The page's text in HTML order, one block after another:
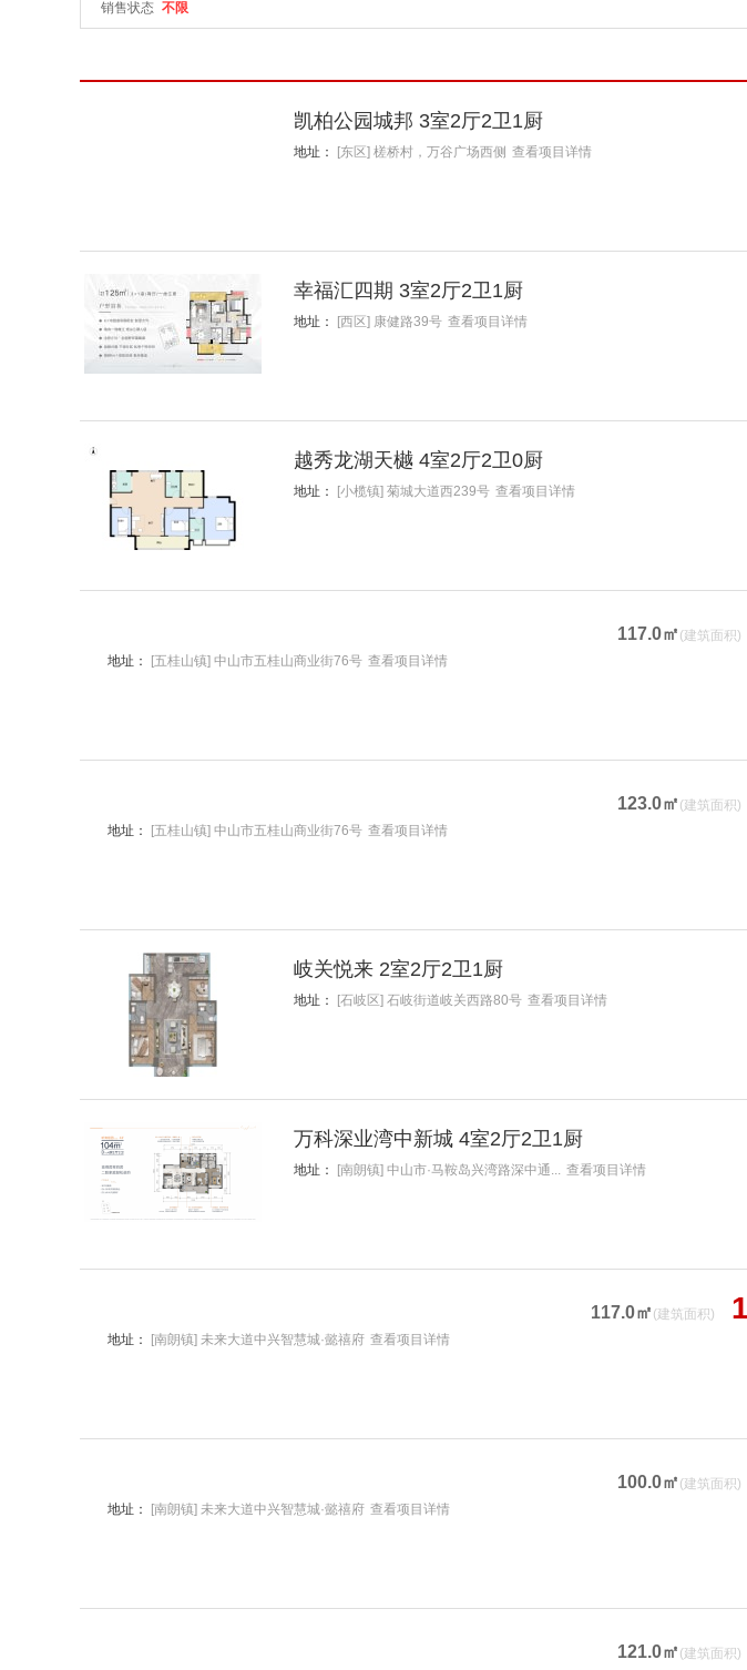
销售状态 不限
凯柏公园城邦 3室2厅2卫1厨
地址：
[东区] 槎桥村，万谷广场西侧 查看项目详情
幸福汇四期 3室2厅2卫1厨
地址：
[西区] 康健路39号 查看项目详情
越秀龙湖天樾 4室2厅2卫0厨
地址：
[小榄镇] 菊城大道西239号 查看项目详情
117.0㎡ (建筑面积)
地址：
[五桂山镇] 中山市五桂山商业街76号 查看项目详情
123.0㎡ (建筑面积)
地址：
[五桂山镇] 中山市五桂山商业街76号 查看项目详情
岐关悦来 2室2厅2卫1厨
地址：
[石岐区] 石岐街道岐关西路80号 查看项目详情
万科深业湾中新城 4室2厅2卫1厨
地址：
[南朗镇] 中山市·马鞍岛兴湾路深中通... 查看项目详情
117.0㎡ (建筑面积)
地址：
[南朗镇] 未来大道中兴智慧城·懿禧府 查看项目详情
100.0㎡ (建筑面积)
地址：
[南朗镇] 未来大道中兴智慧城·懿禧府 查看项目详情
121.0㎡ (建筑面积)